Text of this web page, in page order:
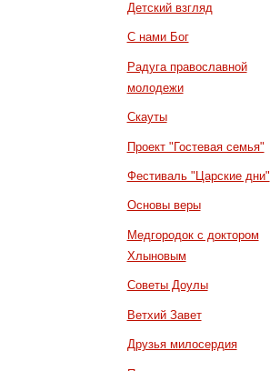
Детский взгляд
С нами Бог
Радуга православной
молодежи
Скауты
Проект "Гостевая семья"
Фестиваль "Царские дни"
Основы веры
Медгородок с доктором
Хлыновым
Советы Доулы
Ветхий Завет
Друзья милосердия